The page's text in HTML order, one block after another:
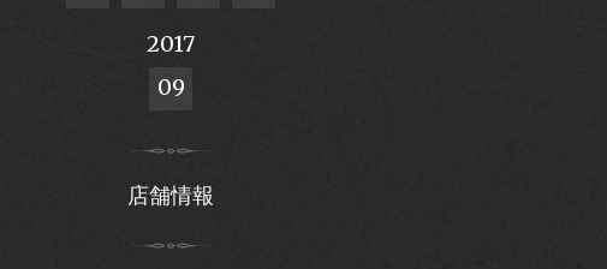
2017
09
店舗情報